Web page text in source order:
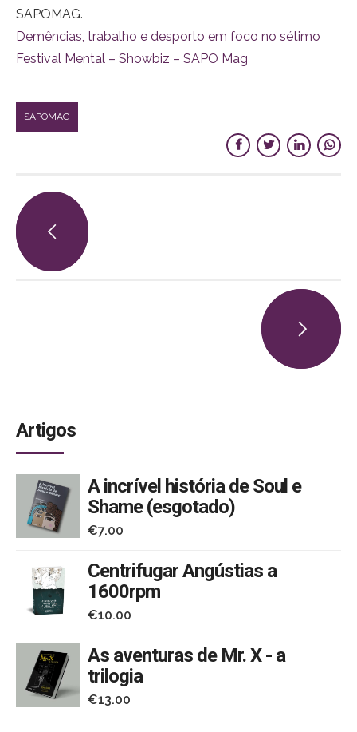
SAPOMAG.
Demências, trabalho e desporto em foco no sétimo
Festival Mental – Showbiz – SAPO Mag
SAPOMAG
Artigos
A incrível história de Soul e
Shame (esgotado)
€7.00
Centrifugar Angústias a
1600rpm
€10.00
As aventuras de Mr. X - a
trilogia
€13.00